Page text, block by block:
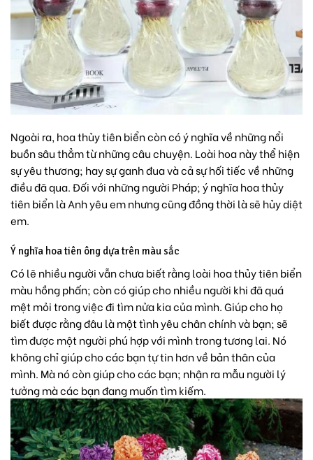
Ngoài ra, hoa thủy tiên biển còn có ý nghĩa về những nổi
buồn sâu thẳm từ những câu chuyện. Loài hoa này thể hiện
sự yêu thương; hay sự ganh đua và cả sự hối tiếc về những
điều đã qua. Đối với những người Pháp; ý nghĩa hoa thủy
tiên biển là Anh yêu em nhưng cũng đồng thời là sẽ hủy diệt
em.
Ý nghĩa hoa tiên ông dựa trên màu sắc
Có lẽ nhiều người vẫn chưa biết rằng loài hoa thủy tiên biển
màu hồng phấn; còn có giúp cho nhiều người khi đã quá
mệt mỏi trong việc đi tìm nửa kia của mình. Giúp cho họ
biết được rằng đâu là một tình yêu chân chính và bạn; sẽ
tìm được một người phú hợp với mình trong tương lai. Nó
không chỉ giúp cho các bạn tự tin hơn về bản thân của
mình. Mà nó còn giúp cho các bạn; nhận ra mẫu người lý
tưởng mà các bạn đang muốn tìm kiếm.